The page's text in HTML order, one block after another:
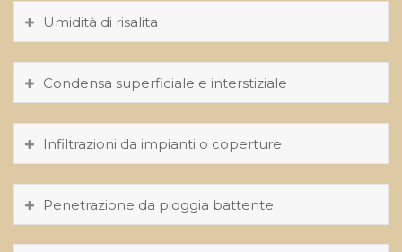
Umidità di risalita
Condensa superficiale e interstiziale
Infiltrazioni da impianti o coperture
Penetrazione da pioggia battente